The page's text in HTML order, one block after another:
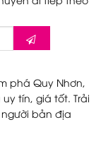
phá Quy Nhơn,
tín, giá tốt. Trải
bản địa